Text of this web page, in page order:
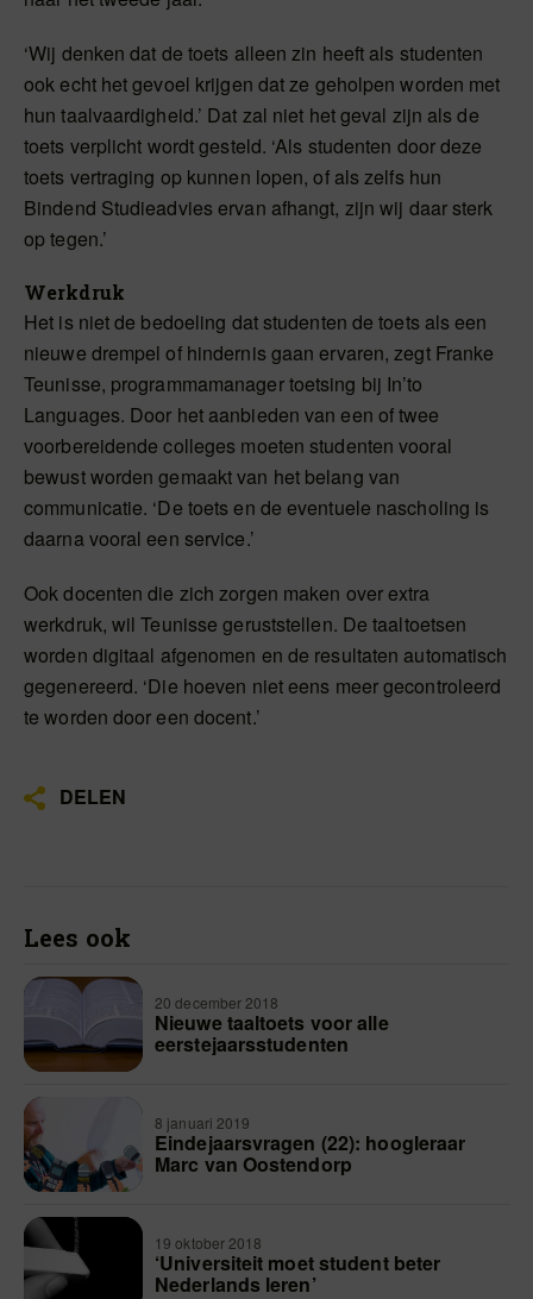
‘Wij denken dat de toets alleen zin heeft als studenten
ook echt het gevoel krijgen dat ze geholpen worden met
hun taalvaardigheid.’ Dat zal niet het geval zijn als de
toets verplicht wordt gesteld. ‘Als studenten door deze
toets vertraging op kunnen lopen, of als zelfs hun
Bindend Studieadvies ervan afhangt, zijn wij daar sterk
op tegen.’
Werkdruk
Het is niet de bedoeling dat studenten de toets als een
nieuwe drempel of hindernis gaan ervaren, zegt Franke
Teunisse, programmamanager toetsing bij In’to
Languages. Door het aanbieden van een of twee
voorbereidende colleges moeten studenten vooral
bewust worden gemaakt van het belang van
communicatie. ‘De toets en de eventuele nascholing is
daarna vooral een service.’
Ook docenten die zich zorgen maken over extra
werkdruk, wil Teunisse geruststellen. De taaltoetsen
worden digitaal afgenomen en de resultaten automatisch
gegenereerd. ‘Die hoeven niet eens meer gecontroleerd
te worden door een docent.’
DELEN
Lees ook
20 december 2018
Nieuwe taaltoets voor alle
eerstejaarsstudenten
8 januari 2019
Eindejaarsvragen (22): hoogleraar
Marc van Oostendorp
19 oktober 2018
‘Universiteit moet student beter
Nederlands leren’